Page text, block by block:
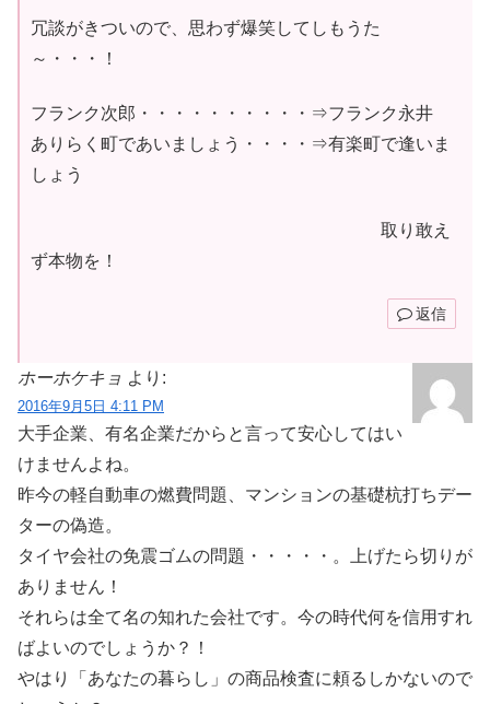
冗談がきついので、思わず爆笑してしもうた
～・・・！
フランク次郎・・・・・・・・・・⇒フランク永井
ありらく町であいましょう・・・・⇒有楽町で逢いま
しょう
取り敢え
ず本物を！
返信
ホーホケキョ より:
2016年9月5日 4:11 PM
大手企業、有名企業だからと言って安心してはい
けませんよね。
昨今の軽自動車の燃費問題、マンションの基礎杭打ちデー
ターの偽造。
タイヤ会社の免震ゴムの問題・・・・・。上げたら切りが
ありません！
それらは全て名の知れた会社です。今の時代何を信用すれ
ばよいのでしょうか？！
やはり「あなたの暮らし」の商品検査に頼るしかないので